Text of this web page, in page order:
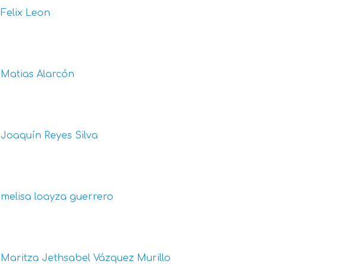
Felix Leon
Matias Alarcón
Joaquín Reyes Silva
melisa loayza guerrero
Maritza Jethsabel Vázquez Murillo